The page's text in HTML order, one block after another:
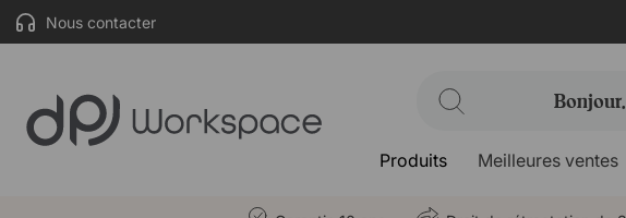
Nous contacter
Produits Meilleures ventes